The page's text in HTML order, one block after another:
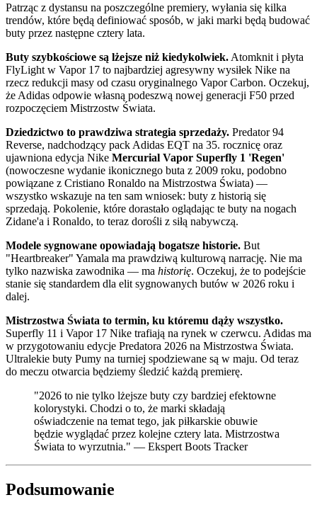
Patrząc z dystansu na poszczególne premiery, wyłania się kilka
trendów, które będą definiować sposób, w jaki marki będą budować
buty przez następne cztery lata.
Buty szybkościowe są lżejsze niż kiedykolwiek. Atomknit i płyta
FlyLight w Vapor 17 to najbardziej agresywny wysiłek Nike na
rzecz redukcji masy od czasu oryginalnego Vapor Carbon. Oczekuj,
że Adidas odpowie własną podeszwą nowej generacji F50 przed
rozpoczęciem Mistrzostw Świata.
Dziedzictwo to prawdziwa strategia sprzedaży. Predator 94
Reverse, nadchodzący pack Adidas EQT na 35. rocznicę oraz
ujawniona edycja Nike Mercurial Vapor Superfly 1 'Regen'
(nowoczesne wydanie ikonicznego buta z 2009 roku, podobno
powiązane z Cristiano Ronaldo na Mistrzostwa Świata) —
wszystko wskazuje na ten sam wniosek: buty z historią się
sprzedają. Pokolenie, które dorastało oglądając te buty na nogach
Zidane'a i Ronaldo, to teraz dorośli z siłą nabywczą.
Modele sygnowane opowiadają bogatsze historie. But
"Heartbreaker" Yamala ma prawdziwą kulturową narrację. Nie ma
tylko nazwiska zawodnika — ma historię. Oczekuj, że to podejście
stanie się standardem dla elit sygnowanych butów w 2026 roku i
dalej.
Mistrzostwa Świata to termin, ku któremu dąży wszystko.
Superfly 11 i Vapor 17 Nike trafiają na rynek w czerwcu. Adidas ma
w przygotowaniu edycje Predatora 2026 na Mistrzostwa Świata.
Ultralekie buty Pumy na turniej spodziewane są w maju. Od teraz
do meczu otwarcia będziemy śledzić każdą premierę.
"2026 to nie tylko lżejsze buty czy bardziej efektowne
kolorystyki. Chodzi o to, że marki składają
oświadczenie na temat tego, jak piłkarskie obuwie
będzie wyglądać przez kolejne cztery lata. Mistrzostwa
Świata to wyrzutnia." — Ekspert Boots Tracker
Podsumowanie